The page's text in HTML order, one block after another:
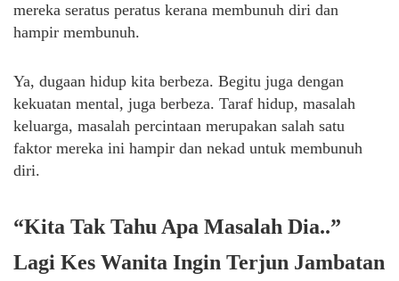
mereka seratus peratus kerana membunuh diri dan
hampir membunuh.
Ya, dugaan hidup kita berbeza. Begitu juga dengan
kekuatan mental, juga berbeza. Taraf hidup, masalah
keluarga, masalah percintaan merupakan salah satu
faktor mereka ini hampir dan nekad untuk membunuh
diri.
“Kita Tak Tahu Apa Masalah Dia..”
Lagi Kes Wanita Ingin Terjun Jambatan